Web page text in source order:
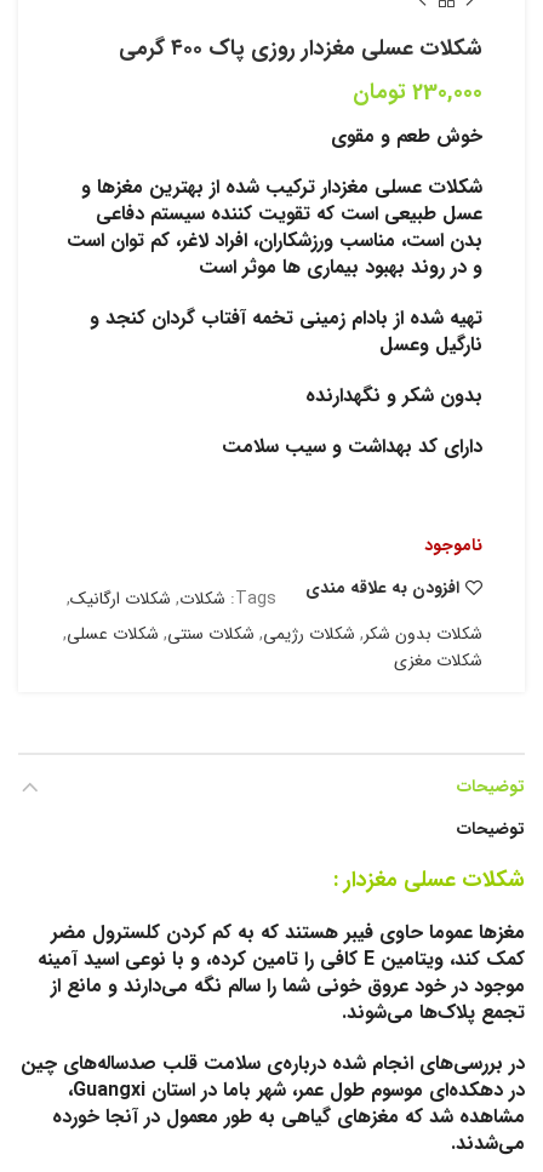
شکلات عسلی مغزدار روزی پاک ۴۰۰ گرمی
230,000تومان
خوش طعم و مقوی
شکلات عسلی مغزدار ترکیب شده از بهترین مغزها و
عسل طبیعی است که تقویت کننده سیستم دفاعی
بدن است، مناسب ورزشکاران، افراد لاغر، کم توان است
و در روند بهبود بیماری ها موثر است
تهیه شده از بادام زمینی تخمه آفتاب گردان کنجد و
نارگیل وعسل
بدون شکر و نگهدارنده
دارای کد بهداشت و سیب سلامت
ناموجود
افزودن به علاقه مندی
Tags: شکلات, شکلات ارگانیک,
شکلات بدون شکر, شکلات رژیمی, شکلات سنتی, شکلات عسلی,
شکلات مغزی
توضیحات
توضیحات
شکلات عسلی مغزدار :
مغزها عموما حاوی فیبر هستند که به کم کردن کلسترول مضر
کمک کند، ویتامین E کافی را تامین کرده، و با نوعی اسید آمینه
موجود در خود عروق خونی شما را سالم نگه می‌دارند و مانع از
تجمع پلاک‌ها می‌شوند.
در بررسی‌های انجام شده درباره‌ی سلامت قلب صدساله‌های چین
در دهکده‌ای موسوم طول عمر، شهر باما در استان Guangxi،
مشاهده شد که مغزهای گیاهی به طور معمول در آنجا خورده
می‌شدند.